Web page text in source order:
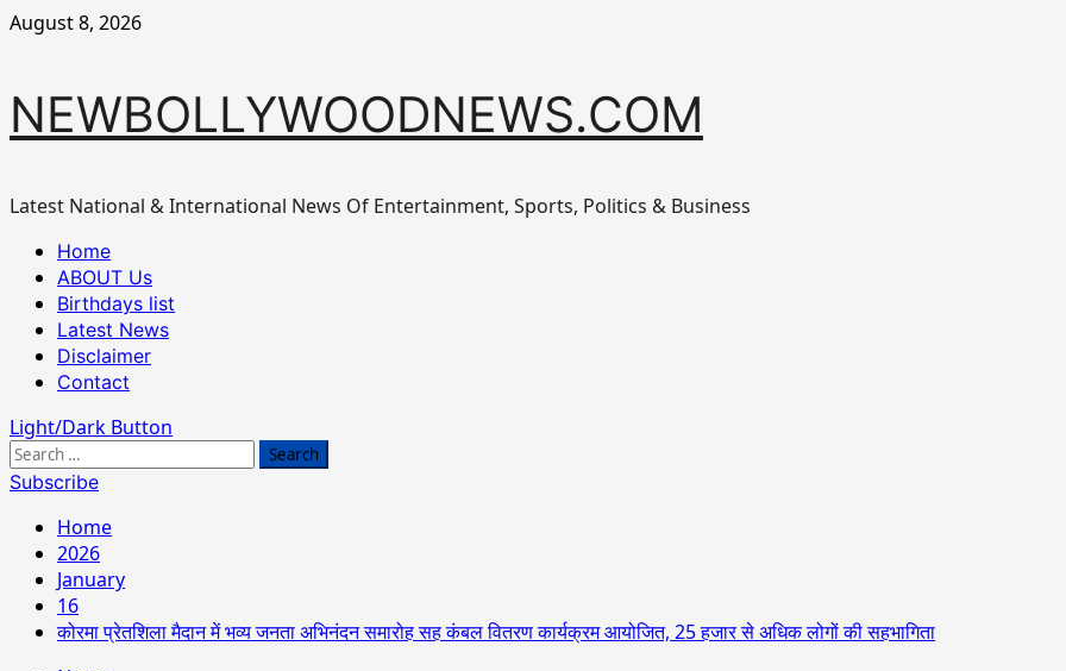
Skip
August 8, 2026
NEWBOLLYWOODNEWS.COM
Latest National & International News Of Entertainment, Sports, Politics & Business
Primary
Menu
Home
ABOUT Us
Birthdays list
Latest News
Disclaimer
Contact
Light/Dark Button
Search
for:
Subscribe
Home
2026
January
16
कोरमा प्रेतशिला मैदान में भव्य जनता अभिनंदन समारोह सह कंबल वितरण कार्यक्रम आयोजित, 25 हजार से अधिक लोगों की सहभागिता